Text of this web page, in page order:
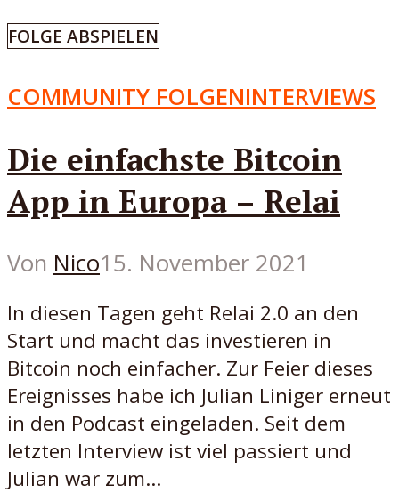
FOLGE ABSPIELEN
COMMUNITY FOLGENINTERVIEWS
Die einfachste Bitcoin
App in Europa – Relai
Von Nico15. November 2021
In diesen Tagen geht Relai 2.0 an den
Start und macht das investieren in
Bitcoin noch einfacher. Zur Feier dieses
Ereignisses habe ich Julian Liniger erneut
in den Podcast eingeladen. Seit dem
letzten Interview ist viel passiert und
Julian war zum...